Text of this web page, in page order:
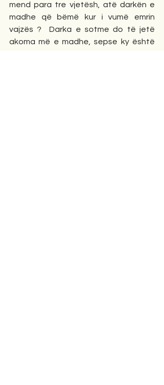
mend para tre vjetësh, atë darkën e
madhe që bëmë kur i vumë emrin
vajzës ?  Darka e sotme do të jetë
akoma më e madhe, sepse ky është